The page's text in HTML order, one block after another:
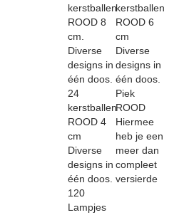
kerstballen
ROOD 8
cm.
Diverse
designs in
één doos.
kerstballen
ROOD 6
cm
Diverse
designs in
één doos.
24
kerstballen
ROOD 4
cm
Diverse
designs in
één doos.
Piek
ROOD
120
Lampjes
Hiermee
heb je een
meer dan
compleet
versierde